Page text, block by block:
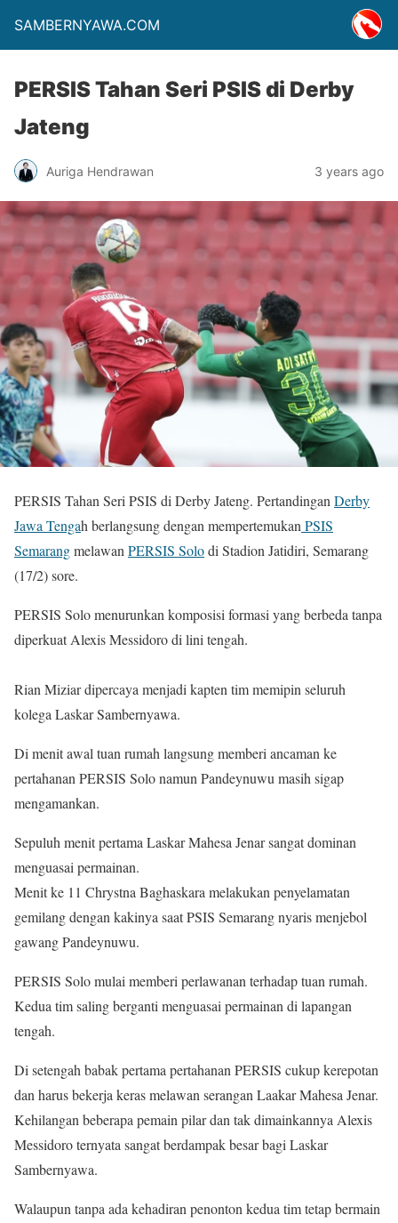
SAMBERNYAWA.COM
PERSIS Tahan Seri PSIS di Derby
Jateng
Auriga Hendrawan 3 years ago
PERSIS Tahan Seri PSIS di Derby Jateng. PertandinganDerby
Jawa Tengah berlangsung dengan mempertemukanPSIS
SemarangmelawanPERSIS Solodi Stadion Jatidiri, Semarang
(17/2) sore.
PERSIS Solo menurunkan komposisi formasi yang berbeda tanpa
diperkuat Alexis Messidoro di lini tengah.
Rian Miziar dipercaya menjadi kapten tim memipin seluruh
kolega Laskar Sambernyawa.
Di menit awal tuan rumah langsung memberi ancaman ke
pertahanan PERSIS Solo namun Pandeynuwu masih sigap
mengamankan.
Sepuluh menit pertama Laskar Mahesa Jenar sangat dominan
menguasai permainan.
Menit ke 11 Chrystna Baghaskara melakukan penyelamatan
gemilang dengan kakinya saat PSIS Semarang nyaris menjebol
gawang Pandeynuwu.
PERSIS Solo mulai memberi perlawanan terhadap tuan rumah.
Kedua tim saling berganti menguasai permainan di lapangan
tengah.
Di setengah babak pertama pertahanan PERSIS cukup kerepotan
dan harus bekerja keras melawan serangan Laakar Mahesa Jenar.
Kehilangan beberapa pemain pilar dan tak dimainkannya Alexis
Messidoro ternyata sangat berdampak besar bagi Laskar
Sambernyawa.
Walaupun tanpa ada kehadiran penonton kedua tim tetap bermain